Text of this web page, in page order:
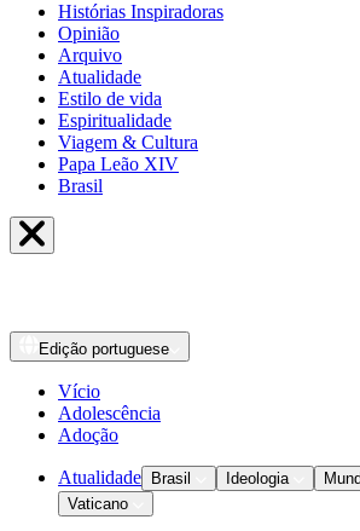
Histórias Inspiradoras
Opinião
Arquivo
Atualidade
Estilo de vida
Espiritualidade
Viagem & Cultura
Papa Leão XIV
Brasil
Edição portuguese
Vício
Adolescência
Adoção
Atualidade Brasil Ideologia
Vaticano